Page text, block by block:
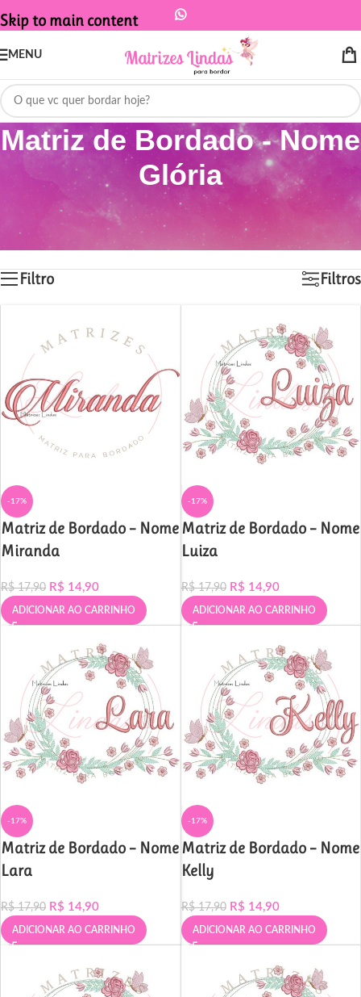
Skip to main content
MENU
Matriz de Bordado - Nome
Glória
Início
Produtos marcados com a tag “Matriz de Bordado - Nome Glória”
Mostrando todos os 12 resultados
Filtro Filtros
-17%
Matriz de Bordado – Nome
Miranda
R$17,90 R$ 14,90
ADICIONAR AO CARRINHO
-17%
Matriz de Bordado – Nome
Luiza
R$17,90 R$ 14,90
ADICIONAR AO CARRINHO
-17%
Matriz de Bordado – Nome
Lara
R$17,90 R$ 14,90
ADICIONAR AO CARRINHO
-17%
Matriz de Bordado – Nome
Kelly
R$17,90 R$ 14,90
ADICIONAR AO CARRINHO